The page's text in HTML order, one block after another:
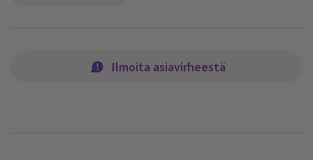
Ilmoita asiavirheestä